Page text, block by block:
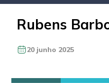
Rubens
20 junho 2025